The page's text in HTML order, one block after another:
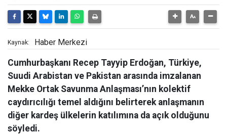
Kaynak: Haber Merkezi
Cumhurbaşkanı Recep Tayyip Erdoğan, Türkiye,
Suudi Arabistan ve Pakistan arasında imzalanan
Mekke Ortak Savunma Anlaşması’nın kolektif
caydırıcılığı temel aldığını belirterek anlaşmanın
diğer kardeş ülkelerin katılımına da açık olduğunu
söyledi.